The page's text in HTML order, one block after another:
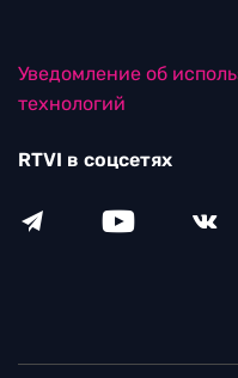
Уведомление об
технологий
RTVI в соцсетях